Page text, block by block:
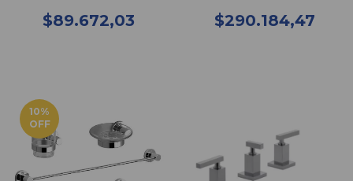
$89.672,03 $290.184,47
10%
OFF